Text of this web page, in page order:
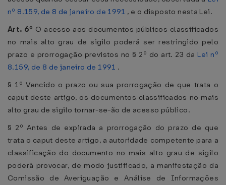
nº 8.159, de 8 de janeiro de 1991 , e o disposto nesta Lei.
Art. 6º O acesso aos documentos públicos classificados
no mais alto grau de sigilo poderá ser restringido pelo
prazo e prorrogação previstos no § 2º do art. 23 da Lei nº
8.159, de 8 de janeiro de 1991 .
§ 1º Vencido o prazo ou sua prorrogação de que trata o
caput deste artigo, os documentos classificados no mais
alto grau de sigilo tornar-se-ão de acesso público.
§ 2º Antes de expirada a prorrogação do prazo de que
trata o caput deste artigo, a autoridade competente para a
classificação do documento no mais alto grau de sigilo
poderá provocar, de modo justificado, a manifestação da
Comissão de Averiguação e Análise de Informações